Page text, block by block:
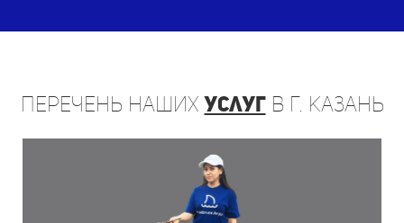
Перечень нашихуслугв г. Казань